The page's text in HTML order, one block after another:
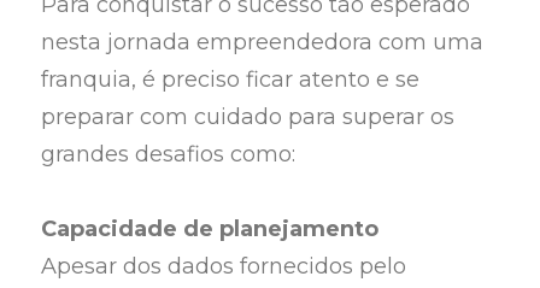
nesta jornada empreendedora com uma
franquia, é preciso ficar atento e se
preparar com cuidado para superar os
grandes desafios como:
Capacidade de planejamento
Apesar dos dados fornecidos pelo